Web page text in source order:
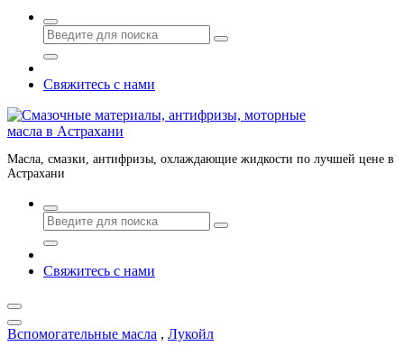
Свяжитесь с нами
Масла, смазки, антифризы, охлаждающие жидкости по лучшей цене в
Астрахани
Свяжитесь с нами
Вспомогательные масла , Лукойл